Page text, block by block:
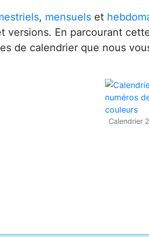
, mensuelset
versions. En parcourant
de calendrier que nous
Calendrier